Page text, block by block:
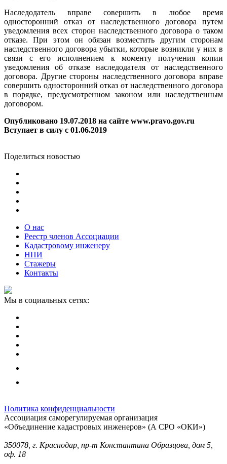
Наследодатель вправе совершить в любое время
односторонний отказ от наследственного договора путем
уведомления всех сторон наследственного договора о таком
отказе. При этом он обязан возместить другим сторонам
наследственного договора убытки, которые возникли у них в
связи с его исполнением к моменту получения копии
уведомления об отказе наследодателя от наследственного
договора. Другие стороны наследственного договора вправе
совершить односторонний отказ от наследственного договора
в порядке, предусмотренном законом или наследственным
договором.
Опубликовано 19.07.2018 на сайте www.pravo.gov.ru
Вступает в силу с 01.06.2019
Поделиться новостью
О нас
Реестр членов Ассоциации
Кадастровому инженеру
НПИ
Стажеры
Контакты
Мы в социальных сетях:
Политика конфиденциальности
Ассоциация саморегулируемая организация
«Объединение кадастровых инженеров» (А СРО «ОКИ»)
350078, г. Краснодар, пр-т Константина Образцова, дом 5,
оф. 18